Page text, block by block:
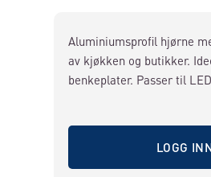
Aluminiumsprofil hjørne
av kjøkken og butikker.
benkeplater. Passer til
LOGG